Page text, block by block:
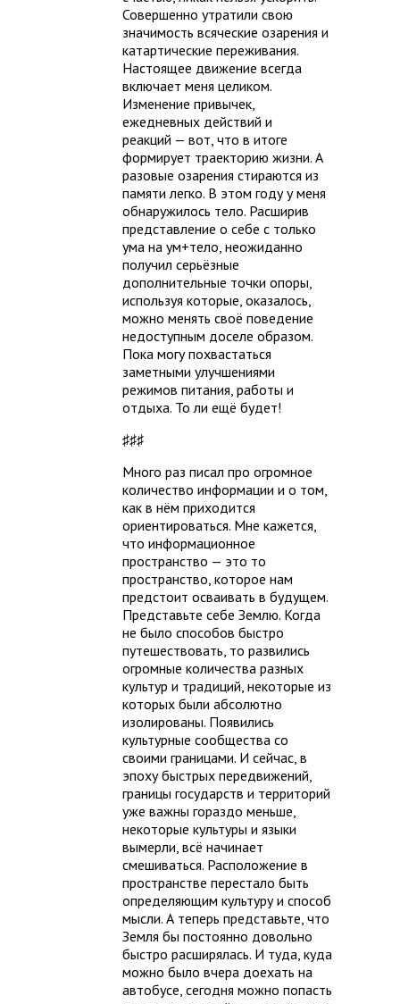
Совершенно утратили свою
значимость всяческие озарения и
катартические переживания.
Настоящее движение всегда
включает меня целиком.
Изменение привычек,
ежедневных действий и
реакций — вот, что в итоге
формирует траекторию жизни. А
разовые озарения стираются из
памяти легко. В этом году у меня
обнаружилось тело. Расширив
представление о себе с только
ума на ум+тело, неожиданно
получил серьёзные
дополнительные точки опоры,
используя которые, оказалось,
можно менять своё поведение
недоступным доселе образом.
Пока могу похвастаться
заметными улучшениями
режимов питания, работы и
отдыха. То ли ещё будет!
♯♯♯
Много раз писал про огромное
количество информации и о том,
как в нём приходится
ориентироваться. Мне кажется,
что информационное
пространство — это то
пространство, которое нам
предстоит осваивать в будущем.
Представьте себе Землю. Когда
не было способов быстро
путешествовать, то развились
огромные количества разных
культур и традиций, некоторые из
которых были абсолютно
изолированы. Появились
культурные сообщества со
своими границами. И сейчас, в
эпоху быстрых передвижений,
границы государств и территорий
уже важны гораздо меньше,
некоторые культуры и языки
вымерли, всё начинает
смешиваться. Расположение в
пространстве перестало быть
определяющим культуру и способ
мысли. А теперь представьте, что
Земля бы постоянно довольно
быстро расширялась. И туда, куда
можно было вчера доехать на
автобусе, сегодня можно попасть